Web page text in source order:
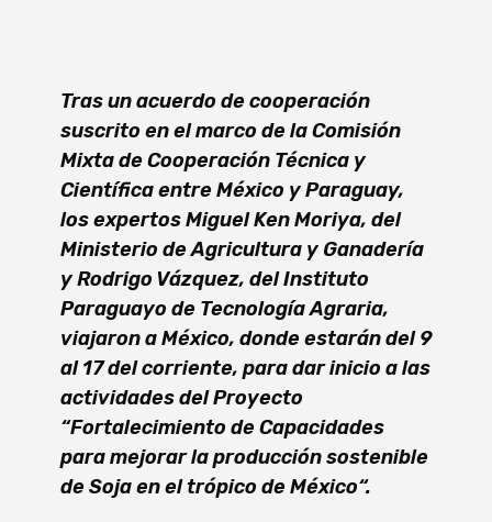
Tras un acuerdo de cooperación
suscrito en el marco de la Comisión
Mixta de Cooperación Técnica y
Científica entre México y Paraguay,
los expertos Miguel Ken Moriya, del
Ministerio de Agricultura y Ganadería
y Rodrigo Vázquez, del Instituto
Paraguayo de Tecnología Agraria,
viajaron a México, donde estarán del 9
al 17 del corriente, para dar inicio a las
actividades del Proyecto
“Fortalecimiento de Capacidades
para mejorar la producción sostenible
de Soja en el trópico de México“.